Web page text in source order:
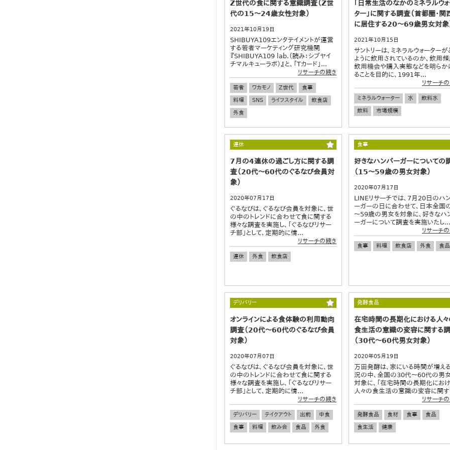
Z世代の食に関する意識調査（Z世
代の15～24歳女性対象）
2021年10月19日
SHIBUYA109エンタテイメントが運営
する若者マーケティング研究機関
『SHIBUYA109 lab.（読み：シブヤイ
チマルキューラボ）』と、「Tカード」...
リサーチの続き
若者 ワカモノ Z世代
食事
料理
SNS ライフスタイル
飲食店
外食
｢日常生活のなかのミネラルウ
ター」に関する調査（首都圏・関
に居住する20～69歳男女対象
2021年10月15日
サントリーは、ミネラルウォーター
ように飲用されているのか、飲用頻
飲用機会や購入実態などを明らか
ることを目的に、1991年...
リサーチ
ミネラルウォーター 水
飲料水
飲料
市場規模
連休
7月の4連休の過ごし方に関する調
査（20代～60代のぐるなび会員対
象）
2020年07月17日
ぐるなびは、ぐるなび会員を対象に、世
の中のトレンドに合わせて食に関する
様々な調査を実施し、「ぐるなびリサー
チ部」として、定期的に情...
リサーチの続き
連休 外食 飲食店
食事
好きなハンバーガーについての
（15～59歳の男女対象）
2020年07月17日
LINEリサーチでは、7月20日のハ
ーガーの日に合わせて、日本全国
～59歳の男女を対象に、好きなハ
ーガーについて調査を実施いたし...
リサーチ
食事 料理 飲食店 外食 食品
デリバリー
オンラインによる食体験の利用動向
調査（20代～60代のぐるなび会員
対象）
2020年07月07日
ぐるなびは、ぐるなび会員を対象に、世
の中のトレンドに合わせて食に関する
様々な調査を実施し、「ぐるなびリサー
チ部」として、定期的に情...
リサーチの続き
デリバリー テイクアウト 出前
中食
食事
料理 飲み会 食品 外食
発酵食品
在宅時間の長期化における人
食生活の意識の変容に関する
（30代～60代男女対象）
2020年05月19日
万田発酵は、家にいる時間が増え
況の中、全国の30代～60代の男
対象に、「在宅時間の長期化にお
人々の食生活の意識の変容に関
リサーチ
発酵食品 食材 食事
食品
食生活
健康